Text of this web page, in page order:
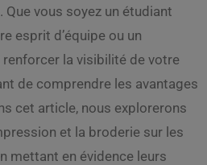
vous soyez un étudiant
esprit d’équipe ou un
la visibilité de votre
de comprendre les avantages
cet article, nous explorerons
et la broderie sur les
mettant en évidence leurs